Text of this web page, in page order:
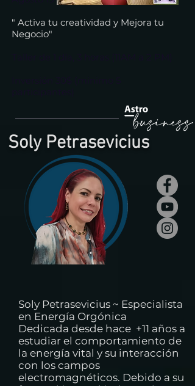
" Activa tu creatividad y Mejora tu
Negocio"
Soly Petrasevicius
Soly Petrasevicius ~ Especialista
en Energía Orgónica
Dedicada desde hace +11 años a
estudiar el comportamiento de
la energía vital y su interacción
con los campos
electromagnéticos. Debido a su